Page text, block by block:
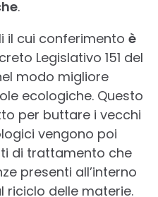
.
il cui conferimento è
Legislativo 151 del
modo migliore
ecologiche. Questo
per buttare i vecchi
vengono poi
di trattamento che
presenti all’interno
riciclo delle materie.